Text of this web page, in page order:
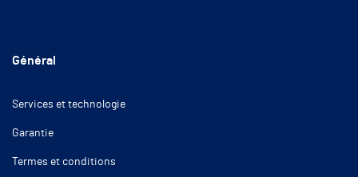
Général
Services et technologie
Garantie
Termes et conditions